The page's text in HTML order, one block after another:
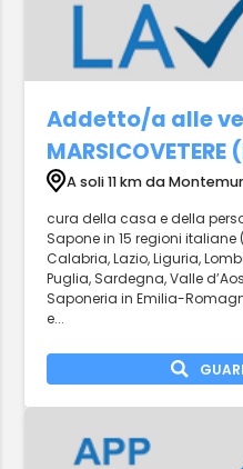
Addetto/a alle
MARSICOVETERE
A soli 11 km da
cura della casa e della
Sapone in 15 regioni
Calabria, Lazio, Liguria,
Puglia, Sardegna, Valle
Saponeria in Emilia-
e...